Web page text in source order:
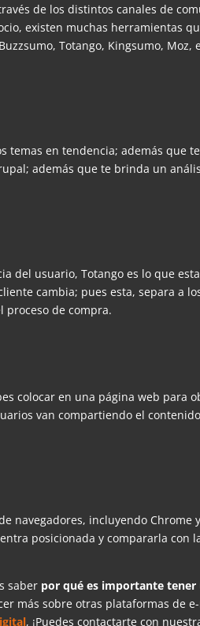
de los distintos canales de
existen muchas herramientas
Totango, Kingsumo, Moz,
temas en tendencia; además que
además que te brinda un
del usuario, Totango es lo que
cambia; pues esta, separa a
proceso de compra.
colocar en una página web para
van compartiendo el
navegadores, incluyendo Chrome
posicionada y compararla con
saber por qué es importante tener
más sobre otras plataformas de
, ¡Puedes contactarte con